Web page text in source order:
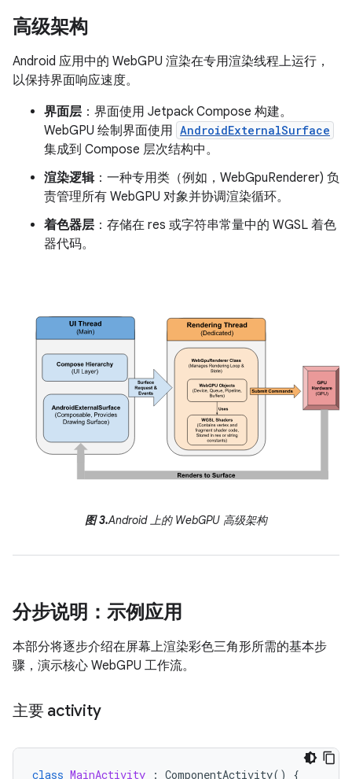
高级架构
Android 应用中的 WebGPU 渲染在专用渲染线程上运行，
以保持界面响应速度。
界面层 ：界面使用 Jetpack Compose 构建。
WebGPU 绘制界面使用 AndroidExternalSurface
集成到 Compose 层次结构中。
渲染逻辑：一种专用类（例如，WebGpuRenderer) 负
责管理所有 WebGPU 对象并协调渲染循环。
着色器层 ：存储在 res 或字符串常量中的 WGSL 着色
器代码。
图 3.Android 上的 WebGPU 高级架构
分步说明：示例应用
本部分将逐步介绍在屏幕上渲染彩色三角形所需的基本步
骤，演示核心 WebGPU 工作流。
主要 activity
class MainActivity : ComponentActivity()
{